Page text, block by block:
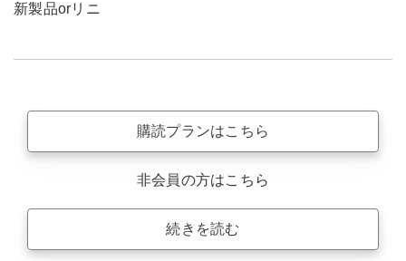
新製品orリニ
購読プランはこちら
非会員の方はこちら
続きを読む